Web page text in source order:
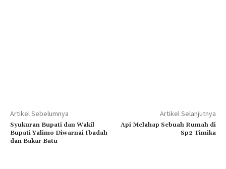
Artikel Sebelumnya
Syukuran Bupati dan Wakil
Bupati Yalimo Diwarnai Ibadah
dan Bakar Batu
Artikel Selanjutnya
Api Melahap Sebuah Rumah di
Sp2 Timika